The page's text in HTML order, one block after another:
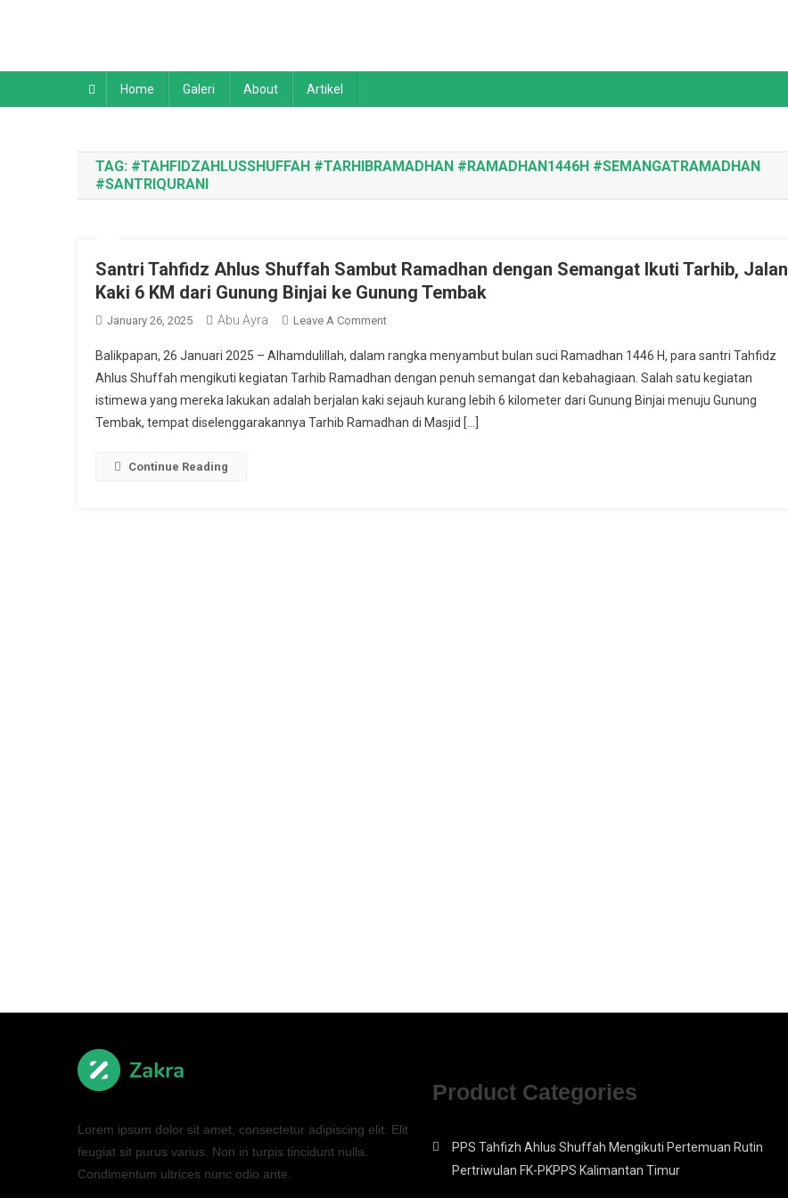
Home Galeri About Artikel
TAG: #TAHFIDZAHLUSSHUFFAH #TARHIBRAMADHAN #RAMADHAN1446H #SEMANGATRAMADHAN
#SANTRIQURANI
Santri Tahfidz Ahlus Shuffah Sambut Ramadhan dengan Semangat Ikuti Tarhib, Jalan
Kaki 6 KM dari Gunung Binjai ke Gunung Tembak
January 26, 2025 Abu Ayra Leave A CommentOn
Tahfidz
Ahlus
Shuffah
Sambut
Balikpapan, 26 Januari 2025 – Alhamdulillah, dalam rangka menyambut bulan suci Ramadhan 1446 H, para santri Tahfidz
Ahlus Shuffah mengikuti kegiatan Tarhib Ramadhan dengan penuh semangat dan kebahagiaan. Salah satu kegiatan
istimewa yang mereka lakukan adalah berjalan kaki sejauh kurang lebih 6 kilometer dari Gunung Binjai menuju Gunung
Tembak, tempat diselenggarakannya Tarhib Ramadhan di Masjid […]
Continue Reading
Lorem ipsum dolor sit amet, consectetur adipiscing elit. Elit
feugiat sit purus varius. Non in turpis tincidunt nulla.
Condimentum ultrices nunc odio ante.
Product Categories
PPS Tahfizh Ahlus Shuffah Mengikuti Pertemuan Rutin
Pertriwulan FK-PKPPS Kalimantan Timur